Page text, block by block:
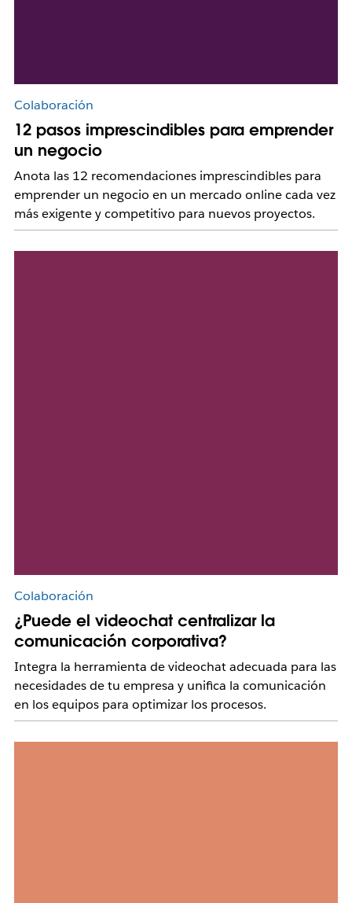
Colaboración
12 pasos imprescindibles para emprender
un negocio
Anota las 12 recomendaciones imprescindibles para
emprender un negocio en un mercado online cada vez
más exigente y competitivo para nuevos proyectos.
Colaboración
¿Puede el videochat centralizar la
comunicación corporativa?
Integra la herramienta de videochat adecuada para las
necesidades de tu empresa y unifica la comunicación
en los equipos para optimizar los procesos.